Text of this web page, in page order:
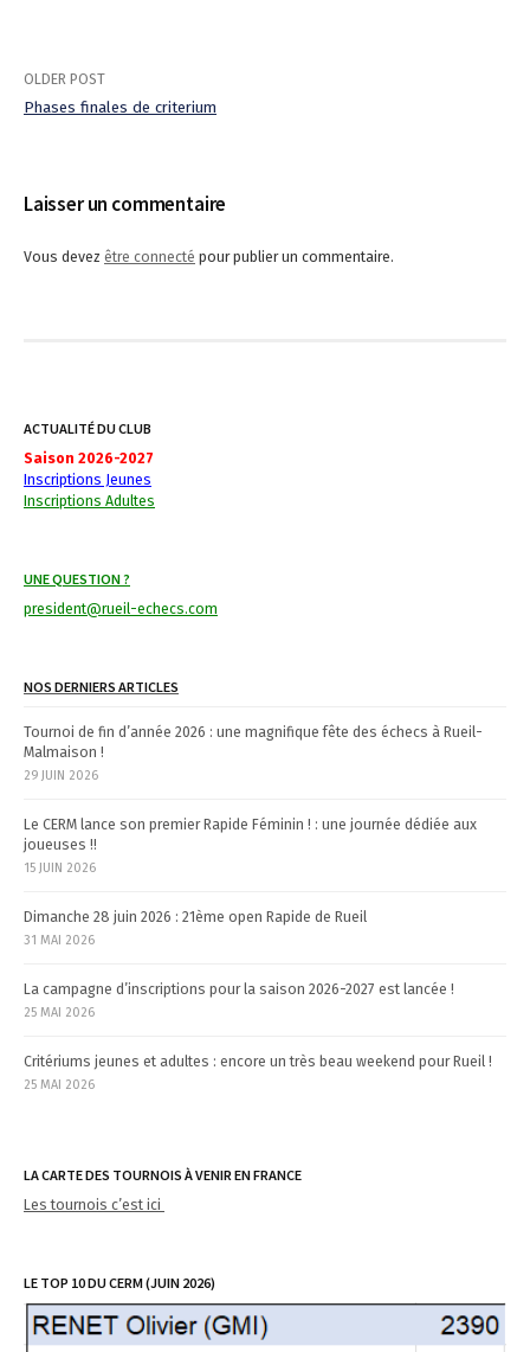
o
i
g
t
i
n
OLDER POST
Phases finales de criterium
Laisser un commentaire
Vous devez être connecté pour publier un commentaire.
ACTUALITÉ DU CLUB
Saison 2026-2027
Inscriptions Jeunes
Inscriptions Adultes
UNE QUESTION ?
president@rueil-echecs.com
NOS DERNIERS ARTICLES
Tournoi de fin d’année 2026 : une magnifique fête des échecs à Rueil-
Malmaison !
29 JUIN 2026
Le CERM lance son premier Rapide Féminin ! : une journée dédiée aux
joueuses !!
15 JUIN 2026
Dimanche 28 juin 2026 : 21ème open Rapide de Rueil
31 MAI 2026
La campagne d’inscriptions pour la saison 2026-2027 est lancée !
25 MAI 2026
Critériums jeunes et adultes : encore un très beau weekend pour Rueil !
25 MAI 2026
LA CARTE DES TOURNOIS À VENIR EN FRANCE
Les tournois c’est ici
LE TOP 10 DU CERM (JUIN 2026)